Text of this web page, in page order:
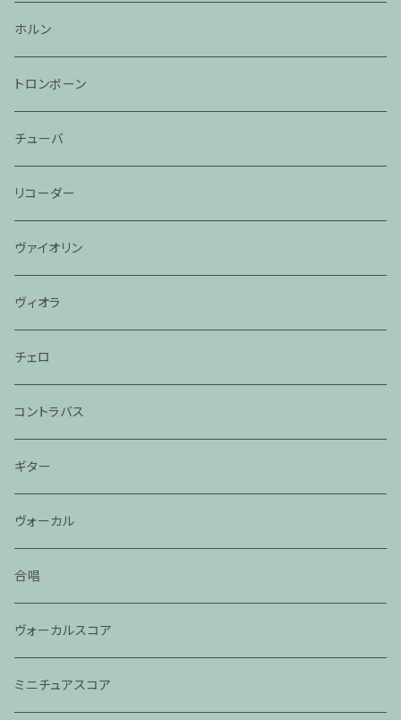
ホルン
トロンボーン
チューバ
リコーダー
ヴァイオリン
ヴィオラ
チェロ
コントラバス
ギター
ヴォーカル
合唱
ヴォーカルスコア
ミニチュアスコア